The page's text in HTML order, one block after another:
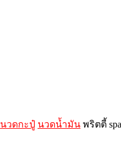
นวดกะปู๋ นวดน้ำมัน พริตตี้